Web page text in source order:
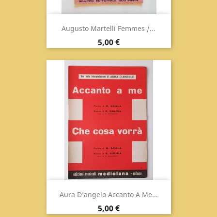
Augusto Martelli Femmes /...
Prix
5,00 €
Aura D’angelo Accanto A Me...
Prix
5,00 €